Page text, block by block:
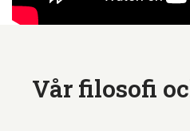
Vår filosofi